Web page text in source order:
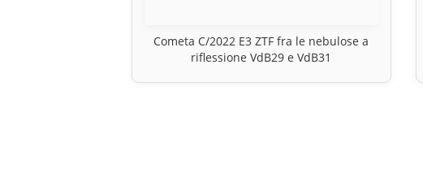
Cometa C/2022 E3 ZTF fra le nebulose a
riflessione VdB29 e VdB31